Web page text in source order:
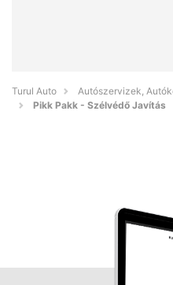
Turul Auto
Autószervizek,
Pikk Pakk - Szélvédő Javítás